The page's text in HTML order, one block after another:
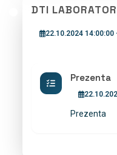
DTI
22.10.2024
Prezenta
Prezenta